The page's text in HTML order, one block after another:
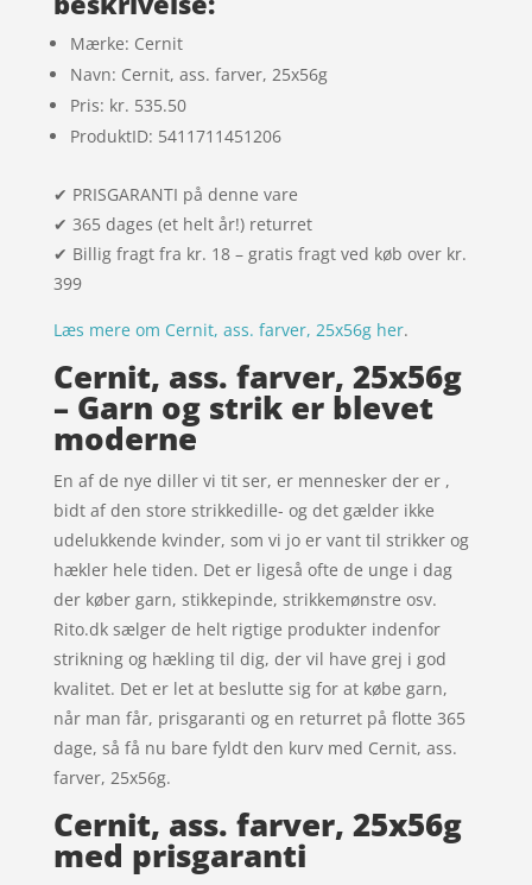
Mærke: Cernit
Navn: Cernit, ass. farver, 25x56g
Pris: kr. 535.50
ProduktID: 5411711451206
✔ PRISGARANTI på denne vare
✔ 365 dages (et helt år!) returret
✔ Billig fragt fra kr. 18 – gratis fragt ved køb over kr.
399
Læs mere om Cernit, ass. farver, 25x56g her.
Cernit, ass. farver, 25x56g
– Garn og strik er blevet
moderne
En af de nye diller vi tit ser, er mennesker der er ,
bidt af den store strikkedille- og det gælder ikke
udelukkende kvinder, som vi jo er vant til strikker og
hækler hele tiden. Det er ligeså ofte de unge i dag
der køber garn, stikkepinde, strikkemønstre osv.
Rito.dk sælger de helt rigtige produkter indenfor
strikning og hækling til dig, der vil have grej i god
kvalitet. Det er let at beslutte sig for at købe garn,
når man får, prisgaranti og en returret på flotte 365
dage, så få nu bare fyldt den kurv med Cernit, ass.
farver, 25x56g.
Cernit, ass. farver, 25x56g
med prisgaranti